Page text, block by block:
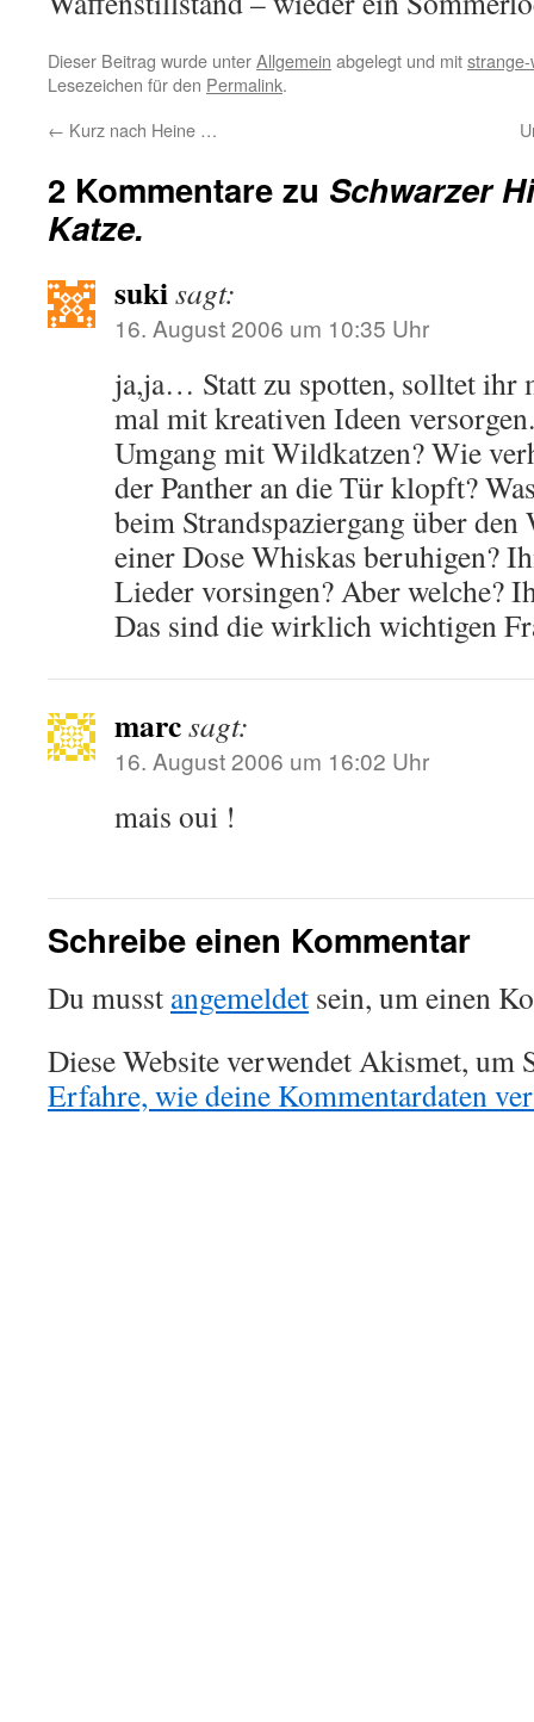
Dieser Beitrag wurde unterAllgemein abgelegt und mit
Lesezeichen für den Permalink.
← Kurz nach Heine …
2 Kommentare zu Schwarzer
Katze.
sukisagt:
16. August 2006 um 10:35 Uhr
ja,ja… Statt zu spotten, solltet ihr
mal mit kreativen Ideen
Umgang mit Wildkatzen? Wie
der Panther an die Tür klopft?
beim Strandspaziergang über
einer Dose Whiskas beruhigen?
Lieder vorsingen? Aber welche?
Das sind die wirklich wichtigen
marcsagt:
16. August 2006 um 16:02 Uhr
mais oui !
Schreibe einen Kommentar
Du musst angemeldet sein, um einen
Diese Website verwendet Akismet, um
Erfahre, wie deine Kommentardaten